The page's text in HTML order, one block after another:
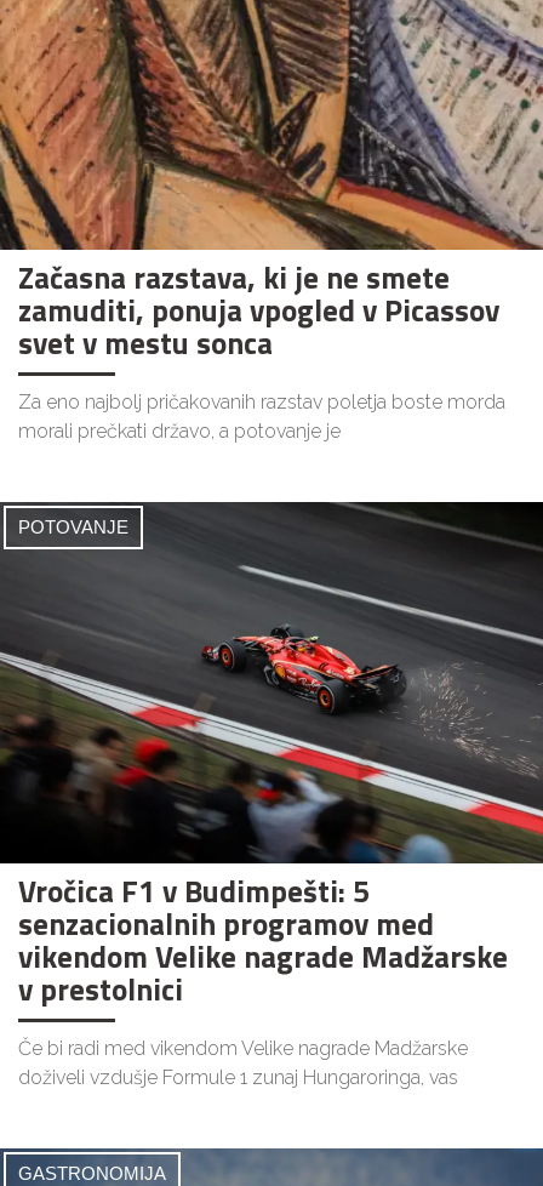
Začasna razstava, ki je ne smete
zamuditi, ponuja vpogled v Picassov
svet v mestu sonca
Za eno najbolj pričakovanih razstav poletja boste morda
morali prečkati državo, a potovanje je
POTOVANJE
Vročica F1 v Budimpešti: 5
senzacionalnih programov med
vikendom Velike nagrade Madžarske
v prestolnici
Če bi radi med vikendom Velike nagrade Madžarske
doživeli vzdušje Formule 1 zunaj Hungaroringa, vas
GASTRONOMIJA